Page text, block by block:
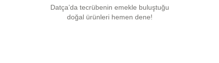
Datça’da tecrübenin emekle buluştuğu
doğal ürünleri hemen dene!